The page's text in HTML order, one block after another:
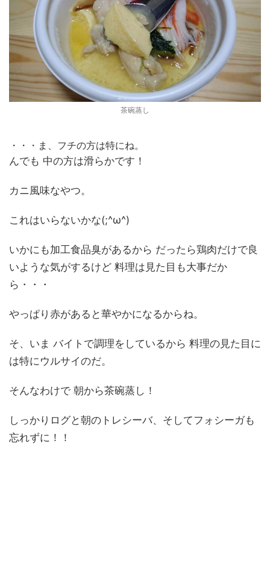
茶碗蒸し
・・・ま、フチの方は特にね。
んでも 中の方は滑らかです！
カニ風味なやつ。
これはいらないかな(;^ω^)
いかにも加工食品臭があるから だったら鶏肉だけで良
いような気がするけど 料理は見た目も大事だか
ら・・・
やっぱり赤があると華やかになるからね。
そ、いま バイトで調理をしているから 料理の見た目に
は特にウルサイのだ。
そんなわけで 朝から茶碗蒸し！
しっかりログと朝のトレシーバ、そしてフォシーガも
忘れずに！！